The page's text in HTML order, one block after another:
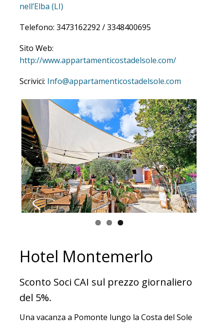
nell’Elba (LI)
Telefono: 3473162292 / 3348400695
Sito Web:
http://www.appartamenticostadelsole.com/
Scrivici: Info@appartamenticostadelsole.com
Hotel Montemerlo
Sconto Soci CAI sul prezzo giornaliero
del 5%.
Una vacanza a Pomonte lungo la Costa del Sole